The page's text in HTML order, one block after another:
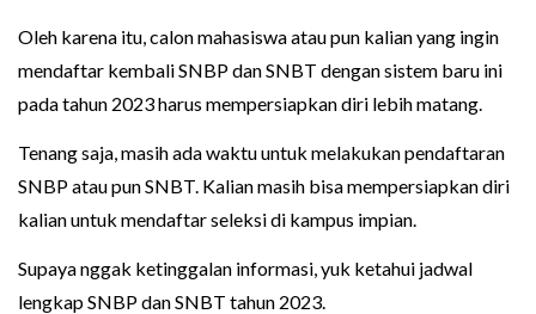
Oleh karena itu, calon mahasiswa atau pun kalian yang ingin
mendaftar kembali SNBP dan SNBT dengan sistem baru ini
pada tahun 2023 harus mempersiapkan diri lebih matang.
Tenang saja, masih ada waktu untuk melakukan pendaftaran
SNBP atau pun SNBT. Kalian masih bisa mempersiapkan diri
kalian untuk mendaftar seleksi di kampus impian.
Supaya nggak ketinggalan informasi, yuk ketahui jadwal
lengkap SNBP dan SNBT tahun 2023.